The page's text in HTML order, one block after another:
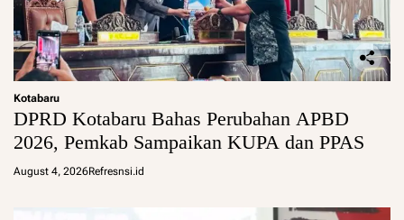
Kotabaru
DPRD Kotabaru Bahas Perubahan APBD
2026, Pemkab Sampaikan KUPA dan PPAS
August 4, 2026Refresnsi.id